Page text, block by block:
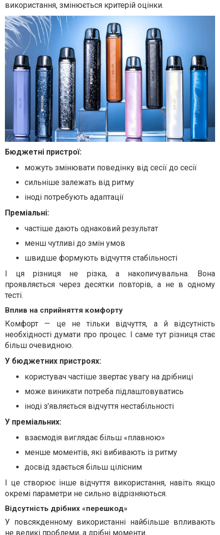
використання, змінюється критерій оцінки.
Бюджетні пристрої:
можуть змінювати поведінку від сесії до сесії
сильніше залежать від ритму
іноді потребують адаптації
Преміальні:
частіше дають однаковий результат
менш чутливі до змін умов
швидше формують відчуття стабільності
І ця різниця не різка, а накопичувальна. Вона
проявляється через десятки повторів, а не в одному
тесті.
Вплив на сприйняття комфорту
Комфорт — це не тільки відчуття, а й відсутність
необхідності думати про процес. І саме тут різниця стає
більш очевидною.
У бюджетних пристроях:
користувач частіше звертає увагу на дрібниці
може виникати потреба підлаштовуватись
іноді з’являється відчуття нестабільності
У преміальних:
взаємодія виглядає більш «плавною»
менше моментів, які вибивають із ритму
досвід здається більш цілісним
І це створює інше відчуття використання, навіть якщо
окремі параметри не сильно відрізняються.
Відсутність дрібних «перешкод»
У повсякденному використанні найбільше впливають
не великі проблеми, а дрібні моменти.